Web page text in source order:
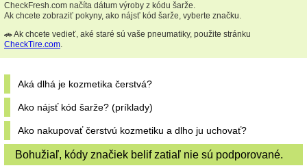
CheckFresh.com načíta dátum výroby z kódu šarže.
Ak chcete zobraziť pokyny, ako nájsť kód šarže, vyberte značku.
🚗 Ak chcete vedieť, aké staré sú vaše pneumatiky, použite stránku
CheckTire.com.
Aká dlhá je kozmetika čerstvá?
Ako nájsť kód šarže? (príklady)
Ako nakupovať čerstvú kozmetiku a dlho ju uchovať?
Bohužiaľ, kódy značiek belif zatiaľ nie sú podporované.